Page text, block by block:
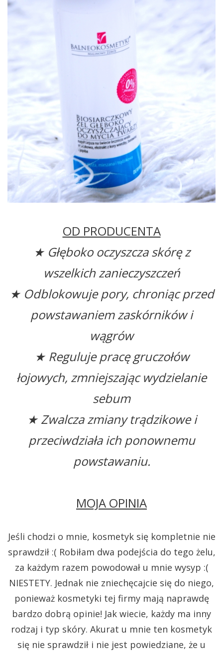
OD PRODUCENTA
★ Głęboko oczyszcza skórę z
wszelkich zanieczyszczeń
★ Odblokowuje pory, chroniąc przed
powstawaniem zaskórników i
wągrów
★ Reguluje pracę gruczołów
łojowych, zmniejszając wydzielanie
sebum
★ Zwalcza zmiany trądzikowe i
przeciwdziała ich ponownemu
powstawaniu.
MOJA OPINIA
Jeśli chodzi o mnie, kosmetyk się kompletnie nie
sprawdził :( Robiłam dwa podejścia do tego żelu,
za każdym razem powodował u mnie wysyp :(
NIESTETY. Jednak nie zniechęcajcie się do niego,
ponieważ kosmetyki tej firmy mają naprawdę
bardzo dobrą opinie! Jak wiecie, każdy ma inny
rodzaj i typ skóry. Akurat u mnie ten kosmetyk
się nie sprawdził i nie jest powiedziane, że u